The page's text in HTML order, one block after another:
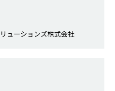
ューションズ株式会社